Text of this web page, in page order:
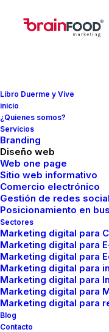
Libro Duerme y Vive
inicio
¿Quienes somos?
Servicios
Branding
Diseño web
Web one page
Sitio web informativo
Comercio electrónico
Gestión de redes
Posicionamiento en
Sectores
Marketing digital para
Marketing digital para
Marketing digital para
Marketing digital para
Marketing digital para
Marketing digital para
Marketing digital para
Blog
Contacto
Marketing